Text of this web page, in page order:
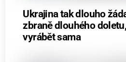
Ukrajina tak dlouho
zbraně dlouhého
vyrábět sama